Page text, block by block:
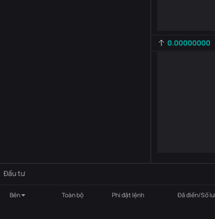
0.00000000
Đầu tư
Bên Toàn bộ Phí đặt lệnh Đã điền/Số